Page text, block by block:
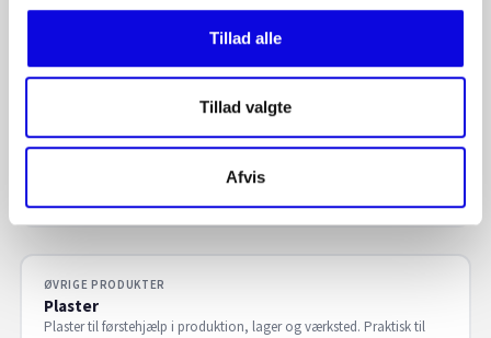
Tillad alle
Tillad valgte
Afvis
ØVRIGE PRODUKTER
Affaldsstativ til effektiv affaldsopsamling i produktion, lager og
værksted. Hurtig poseudskiftning og stabil opsamling. Få B2B-aftale
ØVRIGE PRODUKTER
Plaster
Plaster til førstehjælp i produktion, lager og værksted. Praktisk til